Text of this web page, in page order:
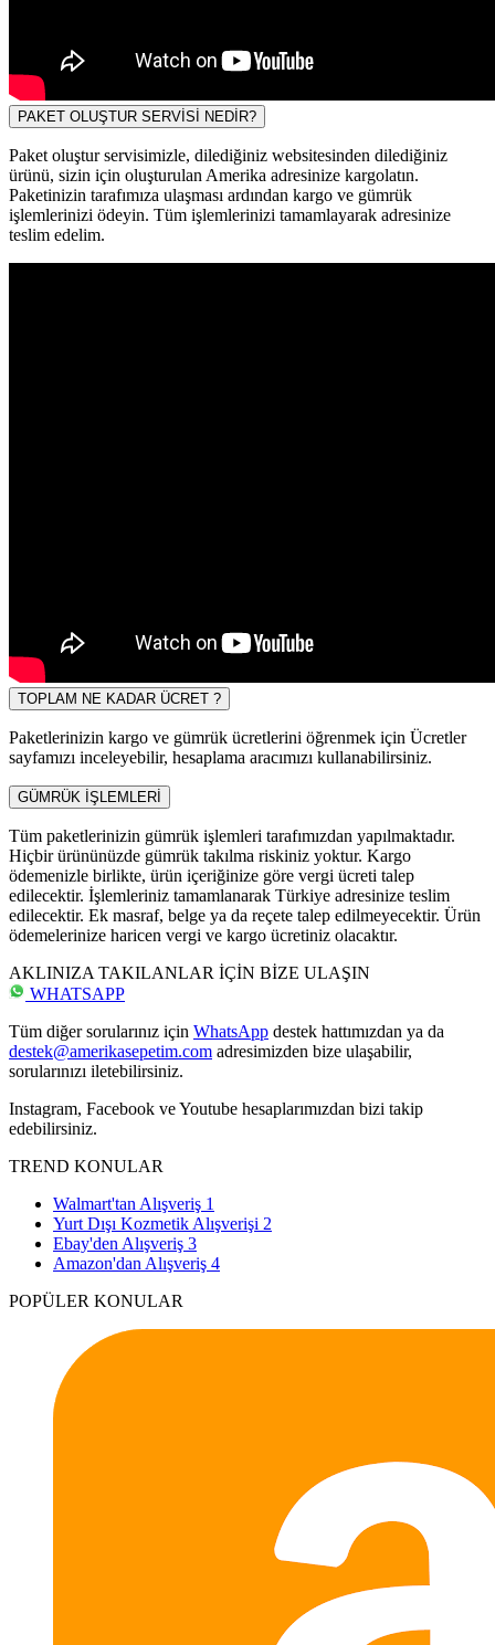
PAKET OLUŞTUR SERVİSİ NEDİR?
Paket oluştur servisimizle, dilediğiniz websitesinden dilediğiniz
ürünü, sizin için oluşturulan Amerika adresinize kargolatın.
Paketinizin tarafımıza ulaşması ardından kargo ve gümrük
işlemlerinizi ödeyin. Tüm işlemlerinizi tamamlayarak adresinize
teslim edelim.
TOPLAM NE KADAR ÜCRET ?
Paketlerinizin kargo ve gümrük ücretlerini öğrenmek için Ücretler
sayfamızı inceleyebilir, hesaplama aracımızı kullanabilirsiniz.
GÜMRÜK İŞLEMLERİ
Tüm paketlerinizin gümrük işlemleri tarafımızdan yapılmaktadır.
Hiçbir ürününüzde gümrük takılma riskiniz yoktur. Kargo
ödemenizle birlikte, ürün içeriğinize göre vergi ücreti talep
edilecektir. İşlemleriniz tamamlanarak Türkiye adresinize teslim
edilecektir. Ek masraf, belge ya da reçete talep edilmeyecektir. Ürün
ödemelerinize haricen vergi ve kargo ücretiniz olacaktır.
AKLINIZA TAKILANLAR İÇİN BİZE ULAŞIN
WHATSAPP
Tüm diğer sorularınız için WhatsApp destek hattımızdan ya da
destek@amerikasepetim.com adresimizden bize ulaşabilir,
sorularınızı iletebilirsiniz.
Instagram, Facebook ve Youtube hesaplarımızdan bizi takip
edebilirsiniz.
TREND KONULAR
Walmart'tan Alışveriş 1
Yurt Dışı Kozmetik Alışverişi 2
Ebay'den Alışveriş 3
Amazon'dan Alışveriş 4
POPÜLER KONULAR